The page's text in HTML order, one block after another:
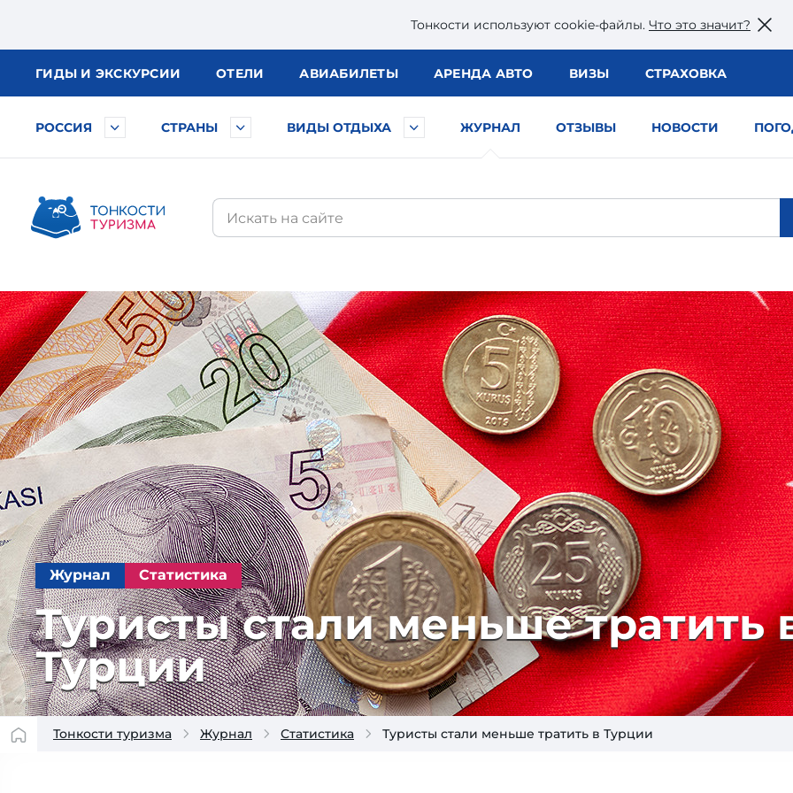
Тонкости используют сookie-файлы. Что это значит?
ГИДЫ И ЭКСКУРСИИ ОТЕЛИ АВИАБИЛЕТЫ АРЕНДА АВТО ВИЗЫ СТРАХОВКА
РОССИЯ СТРАНЫ ВИДЫ ОТДЫХА ЖУРНАЛ ОТЗЫВЫ НОВОСТИ
Журнал Статистика
Туристы стали меньше тратить
Турции
Тонкости туризма Журнал Статистика Туристы стали меньше тратить в Турции